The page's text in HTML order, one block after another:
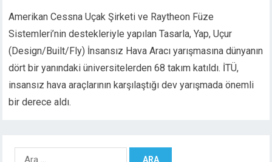
Amerikan Cessna Uçak Şirketi ve Raytheon Füze
Sistemleri’nin destekleriyle yapılan Tasarla, Yap, Uçur
(Design/Built/Fly) İnsansız Hava Aracı yarışmasına dünyanın
dört bir yanındaki üniversitelerden 68 takım katıldı. İTÜ,
insansız hava araçlarının karşılaştığı dev yarışmada önemli
bir derece aldı.
Arama: